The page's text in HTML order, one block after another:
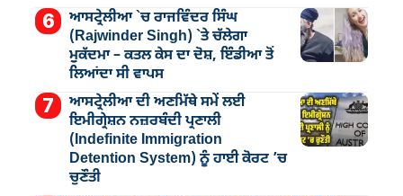
ਆਸਟ੍ਰੇਲੀਆ `ਚ ਰਾਜਵਿੰਦਰ ਸਿੰਘ
(Rajwinder Singh) `ਤੇ ਚੱਲੇਗਾ
ਮੁੁਕੱਦਮਾ – ਕਤਲ ਕੇਸ ਦਾ ਦੋਸ਼, ਇੰਡੀਆ ਤੋਂ
ਲਿਆਂਦਾ ਸੀ ਵਾਪਸ
ਆਸਟ੍ਰੇਲੀਆ ਦੀ ਅਣਮਿੱਥੇ ਸਮੇਂ ਲਈ
ਇਮੀਗ੍ਰੇਸ਼ਨ ਨਜ਼ਰਬੰਦੀ ਪ੍ਰਣਾਲੀ
(Indefinite Immigration
Detention System) ਨੂੰ ਹਾਈ ਕੋਰਟ ’ਚ
ਚੁਣੌਤੀ